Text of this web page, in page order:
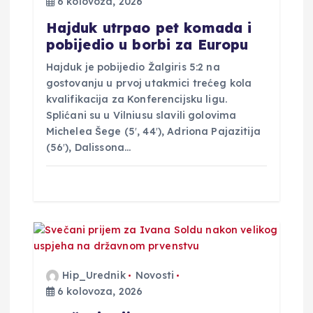
Hajduk utrpao pet komada i
pobijedio u borbi za Europu
Hajduk je pobijedio Žalgiris 5:2 na
gostovanju u prvoj utakmici trećeg kola
kvalifikacija za Konferencijsku ligu.
Splićani su u Vilniusu slavili golovima
Michelea Šege (5′, 44′), Adriona Pajazitija
(56′), Dalissona…
Hip_Urednik
Novosti
6 kolovoza, 2026